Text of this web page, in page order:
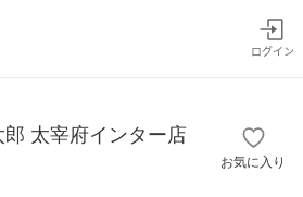
ログイン
太宰府インター店
お気に入り